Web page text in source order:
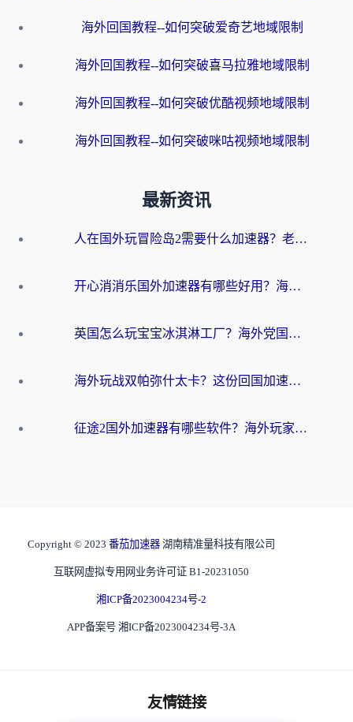
海外回国教程--如何突破爱奇艺地域限制
海外回国教程--如何突破喜马拉雅地域限制
海外回国教程--如何突破优酷视频地域限制
海外回国教程--如何突破咪咕视频地域限制
最新资讯
人在国外玩冒险岛2需要什么加速器？老玩家亲测有效的选择指南
开心消消乐国外加速器有哪些好用？海外党亲测不踩坑指南（附塔瑞斯世界Online流畅技巧）
英国怎么玩宝宝冰淇淋工厂？海外党国服游戏加速避坑指南（附挪威装甲风暴解决方案）
海外玩战双帕弥什太卡？这份回国加速器终极指南帮你告别延迟（附打球球大作战古今江湖加速方案）
征途2国外加速器有哪些软件？海外玩家亲测实用指南（附非洲梦幻西游加速技巧）
Copyright © 2023 番茄加速器 湖南精准量科技有限公司
互联网虚拟专用网业务许可证 B1-20231050
湘ICP备2023004234号-2
APP备案号 湘ICP备2023004234号-3A
友情链接